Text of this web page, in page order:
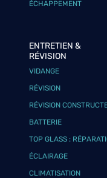
ÉCHAPPEMENT
ENTRETIEN &
RÉVISION
VIDANGE
RÉVISION
RÉVISION
BATTERIE
TOP GLASS :
ÉCLAIRAGE
CLIMATISATION